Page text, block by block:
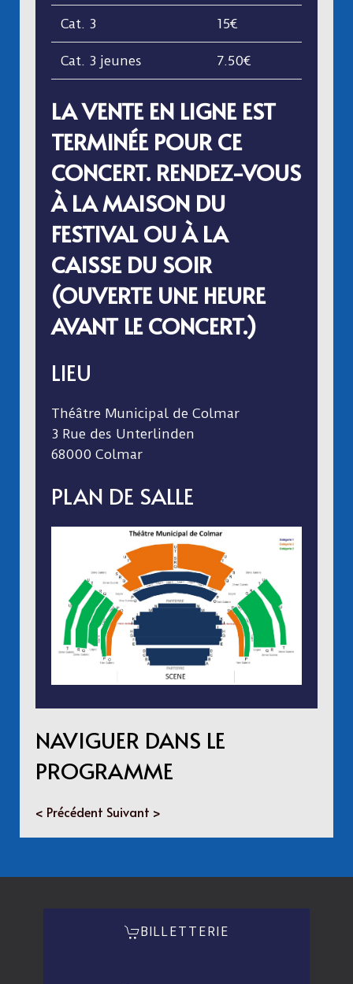
Cat. 3 15€
Cat. 3 jeunes 7.50€
LA VENTE EN LIGNE EST
TERMINÉE POUR CE
CONCERT. RENDEZ-VOUS
À LA MAISON DU
FESTIVAL OU À LA
CAISSE DU SOIR
(OUVERTE UNE HEURE
AVANT LE CONCERT.)
LIEU
Théâtre Municipal de Colmar
3 Rue des Unterlinden
68000 Colmar
PLAN DE SALLE
NAVIGUER DANS LE
PROGRAMME
< Précédent Suivant >
BILLETTERIE